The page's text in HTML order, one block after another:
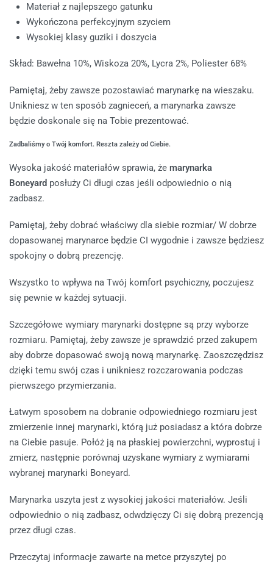
Materiał z najlepszego gatunku
Wykończona perfekcyjnym szyciem
Wysokiej klasy guziki i doszycia
Skład: Bawełna 10%, Wiskoza 20%, Lycra 2%, Poliester 68%
Pamiętaj, żeby zawsze pozostawiać marynarkę na wieszaku.
Unikniesz w ten sposób zagnieceń, a marynarka zawsze
będzie doskonale się na Tobie prezentować.
Zadbaliśmy o Twój komfort. Reszta zależy od Ciebie.
Wysoka jakość materiałów sprawia, że marynarka
Boneyard posłuży Ci długi czas jeśli odpowiednio o nią
zadbasz.
Pamiętaj, żeby dobrać właściwy dla siebie rozmiar/ W dobrze
dopasowanej marynarce będzie CI wygodnie i zawsze będziesz
spokojny o dobrą prezencję.
Wszystko to wpływa na Twój komfort psychiczny, poczujesz
się pewnie w każdej sytuacji.
Szczegółowe wymiary marynarki dostępne są przy wyborze
rozmiaru. Pamiętaj, żeby zawsze je sprawdzić przed zakupem
aby dobrze dopasować swoją nową marynarkę. Zaoszczędzisz
dzięki temu swój czas i unikniesz rozczarowania podczas
pierwszego przymierzania.
Łatwym sposobem na dobranie odpowiedniego rozmiaru jest
zmierzenie innej marynarki, którą już posiadasz a która dobrze
na Ciebie pasuje. Połóż ją na płaskiej powierzchni, wyprostuj i
zmierz, następnie porównaj uzyskane wymiary z wymiarami
wybranej marynarki Boneyard.
Marynarka uszyta jest z wysokiej jakości materiałów. Jeśli
odpowiednio o nią zadbasz, odwdzięczy Ci się dobrą prezencją
przez długi czas.
Przeczytaj informacje zawarte na metce przyszytej po